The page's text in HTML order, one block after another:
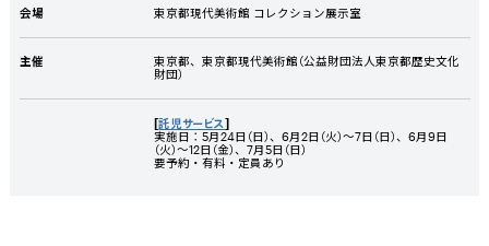
会場 東京都現代美術館 コレクション展示室
主催
東京都、東京都現代美術館（公益財団法人東京都歴史文化
財団）
[託児サービス]
実施日：5月24日（日）、6月2日（火）～7日（日）、6月9日
（火）～12日（金）、7月5日（日）
要予約・有料・定員あり